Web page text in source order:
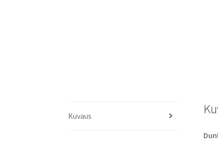
Kuvaus